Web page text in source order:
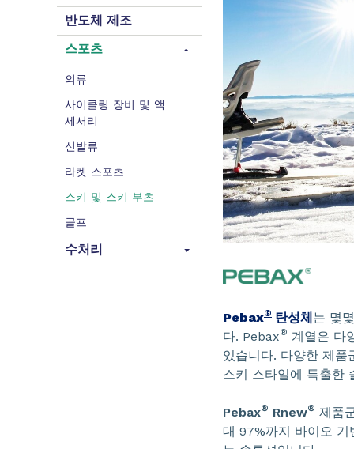
반도체 제조
스포츠
의류
사이클링 장비 및 액
세서리
신발류
라켓 스포츠
스키 및 스키 부츠
골프
수처리
Pebax® 탄성체는 몇
다. Pebax® 계열은 다
있습니다. 다양한 제품
스키 스타일에 특출한
Pebax® Rnew® 제품
대 97%까지 바이오 기